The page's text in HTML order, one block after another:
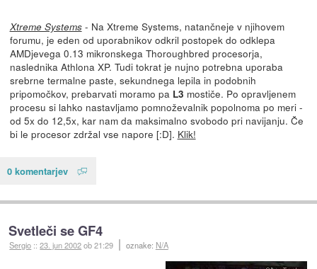
Xtreme Systems- Na Xtreme Systems, natančneje v njihovem
forumu, je eden od uporabnikov odkril postopek do odklepa
AMDjevega 0.13 mikronskega Thoroughbred procesorja,
naslednika Athlona XP. Tudi tokrat je nujno potrebna uporaba
srebrne termalne paste, sekundnega lepila in podobnih
pripomočkov, prebarvati moramo pa L3 mostiče. Po opravljenem
procesu si lahko nastavljamo pomnoževalnik popolnoma po meri -
od 5x do 12,5x, kar nam da maksimalno svobodo pri navijanju. Če
bi le procesor zdržal vse napore [:D]. Klik!
0 komentarjev
Svetleči se GF4
Sergio ::23. jun 2002ob 21:29 oznake: N/A